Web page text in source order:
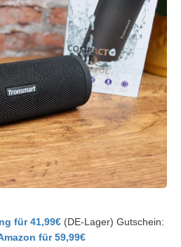
für 41,99€ (DE-Lager) Gutschein:
für 59,99€